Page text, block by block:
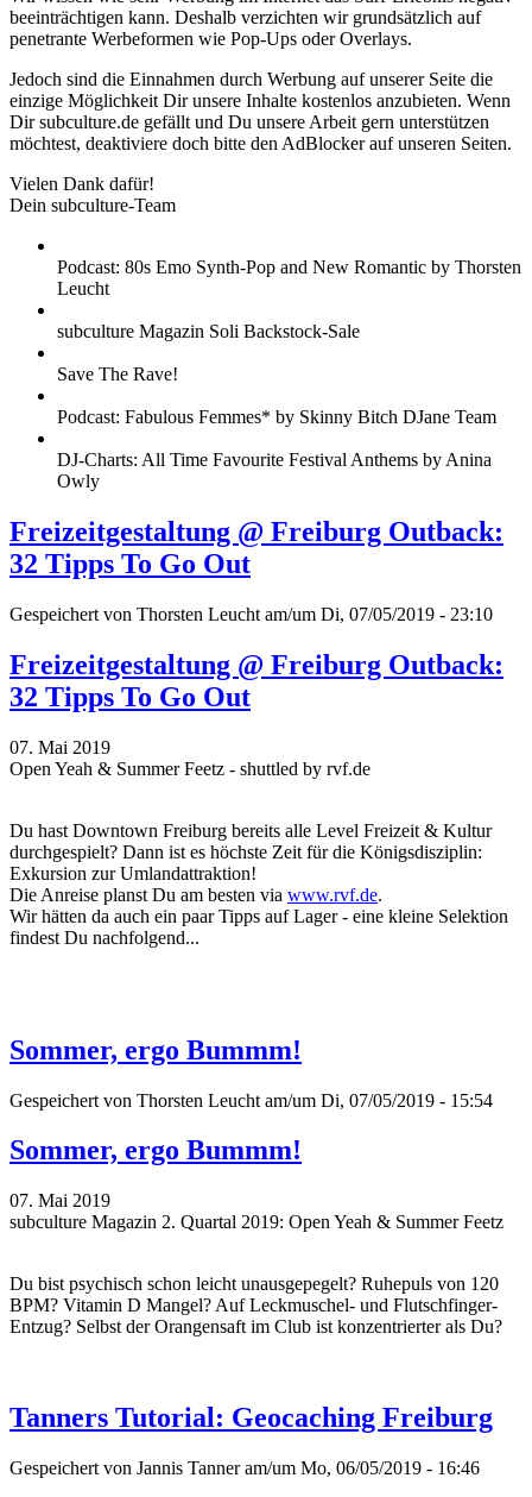
beeinträchtigen kann. Deshalb verzichten wir grundsätzlich auf
penetrante Werbeformen wie Pop-Ups oder Overlays.
Jedoch sind die Einnahmen durch Werbung auf unserer Seite die
einzige Möglichkeit Dir unsere Inhalte kostenlos anzubieten. Wenn
Dir subculture.de gefällt und Du unsere Arbeit gern unterstützen
möchtest, deaktiviere doch bitte den AdBlocker auf unseren Seiten.
Vielen Dank dafür!
Dein subculture-Team
Podcast: 80s Emo Synth-Pop and New Romantic by Thorsten
Leucht
subculture Magazin Soli Backstock-Sale
Save The Rave!
Podcast: Fabulous Femmes* by Skinny Bitch DJane Team
DJ-Charts: All Time Favourite Festival Anthems by Anina
Owly
Freizeitgestaltung @ Freiburg Outback:
32 Tipps To Go Out
Gespeichert von Thorsten Leucht am/um Di, 07/05/2019 - 23:10
Freizeitgestaltung @ Freiburg Outback:
32 Tipps To Go Out
07. Mai 2019
Open Yeah & Summer Feetz - shuttled by rvf.de
Du hast Downtown Freiburg bereits alle Level Freizeit & Kultur
durchgespielt? Dann ist es höchste Zeit für die Königsdisziplin:
Exkursion zur Umlandattraktion!
Die Anreise planst Du am besten via www.rvf.de.
Wir hätten da auch ein paar Tipps auf Lager - eine kleine Selektion
findest Du nachfolgend...
Sommer, ergo Bummm!
Gespeichert von Thorsten Leucht am/um Di, 07/05/2019 - 15:54
Sommer, ergo Bummm!
07. Mai 2019
subculture Magazin 2. Quartal 2019: Open Yeah & Summer Feetz
Du bist psychisch schon leicht unausgepegelt? Ruhepuls von 120
BPM? Vitamin D Mangel? Auf Leckmuschel- und Flutschfinger-
Entzug? Selbst der Orangensaft im Club ist konzentrierter als Du?
Tanners Tutorial: Geocaching Freiburg
Gespeichert von Jannis Tanneram/um Mo, 06/05/2019 - 16:46